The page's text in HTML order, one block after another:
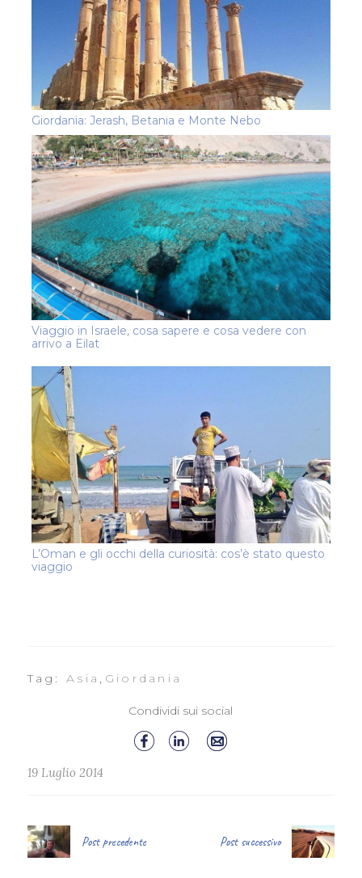
Giordania: Jerash, Betania e Monte Nebo
Viaggio in Israele, cosa sapere e cosa vedere con
arrivo a Eilat
L’Oman e gli occhi della curiosità: cos’è stato questo
viaggio
Tag:Asia , Giordania
Condividi sui social
19 Luglio 2014
Post precedente Post successivo